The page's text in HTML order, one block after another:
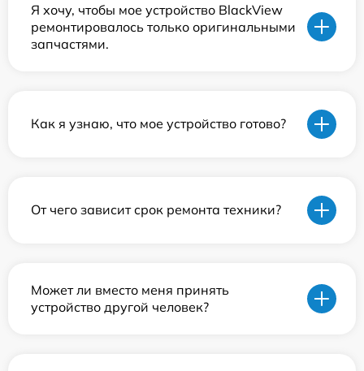
Я хочу, чтобы мое устройство BlackView
ремонтировалось только оригинальными
запчастями.
Как я узнаю, что мое устройство готово?
От чего зависит срок ремонта техники?
Может ли вместо меня принять
устройство другой человек?